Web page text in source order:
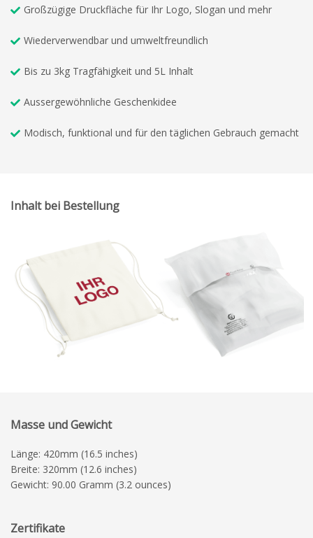
Großzügige Druckfläche für Ihr Logo, Slogan und mehr
Wiederverwendbar und umweltfreundlich
Bis zu 3kg Tragfähigkeit und 5L Inhalt
Aussergewöhnliche Geschenkidee
Modisch, funktional und für den täglichen Gebrauch gemacht
Inhalt bei Bestellung
Masse und Gewicht
Länge: 420mm (16.5 inches)
Breite: 320mm (12.6 inches)
Gewicht: 90.00 Gramm (3.2 ounces)
Zertifikate